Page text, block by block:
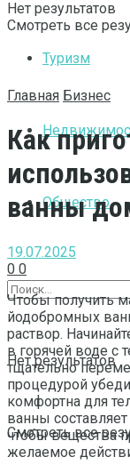
Туризм
Общество
Нет результатов
Смотреть все
Нет результатов
Смотреть все
Главная Бизнес
Как
ванны
19.07.2025
0 0
Чтобы получить
йодобромных
раствор.
в горячей воде с
тщательно
процедурой
комфортна для
ванны
чтобы вещества
желаемое